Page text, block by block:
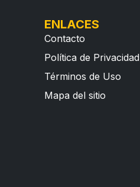
ENLACES
Contacto
Política de Privacidad
Términos de Uso
Mapa del sitio